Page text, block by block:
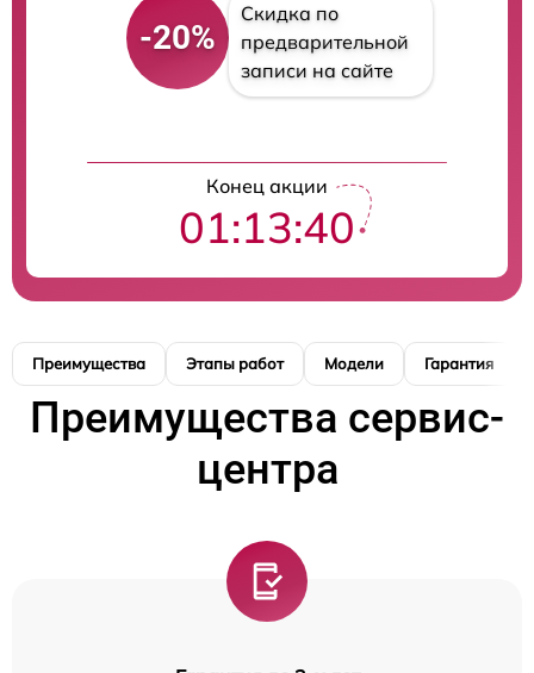
-20%
Скидка по
предварительной
записи на сайте
Конец акции
01:13:39
Преимущества Этапы работ Модели Гарантия
Преимущества сервис-
центра